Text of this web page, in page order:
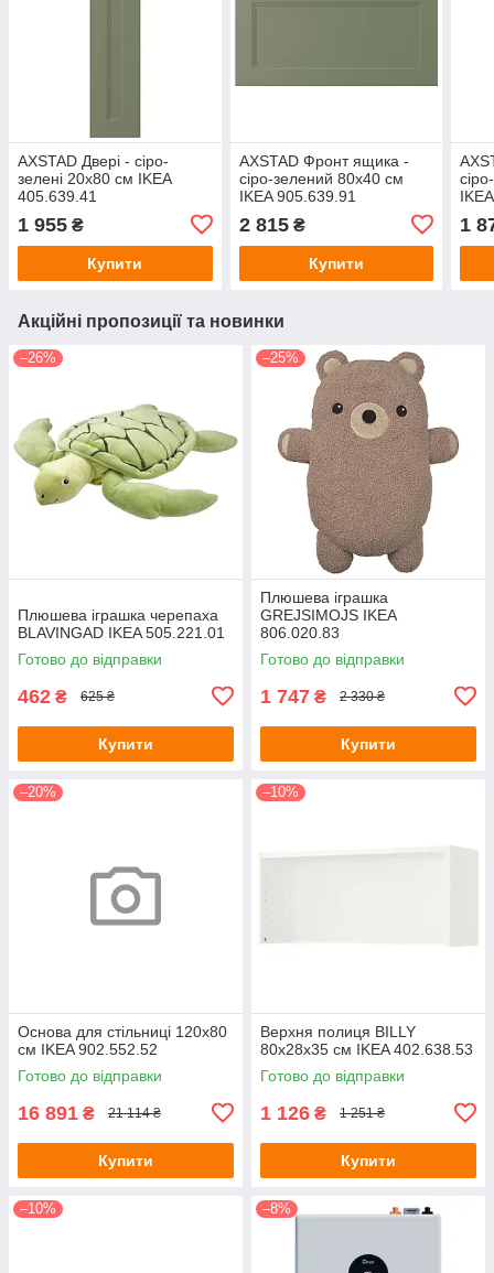
AXSTAD Двері - сіро-
зелені 20х80 см IKEA
405.639.41
1 955 ₴
Купити
AXSTAD Фронт ящика -
сіро-зелений 80х40 см
IKEA 905.639.91
2 815₴
Купити
1
Акційні пропозиції та новинки
–26%
Плюшева іграшка черепаха
BLAVINGAD IKEA 505.221.01
Готово до відправки
462 ₴ 625 ₴
Купити
–25%
Плюшева іграшка
GREJSIMOJS IKEA
806.020.83
Готово до відправки
1 747 ₴ 2 330 ₴
Купити
–20%
Основа для стільниці 120x80
см IKEA 902.552.52
Готово до відправки
16 891 ₴ 21 114 ₴
Купити
–10%
Верхня полиця BILLY
80х28х35 см IKEA 402.638.53
Готово до відправки
1 126 ₴ 1 251 ₴
Купити
–10% –8%